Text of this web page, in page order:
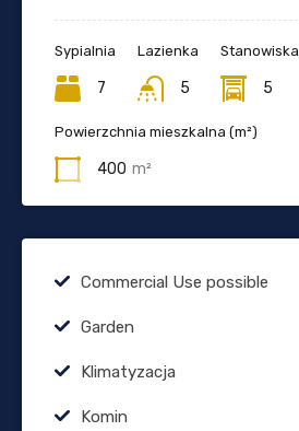
Sypialnia
7
Lazienka
5
Stanowiska
5
Powierzchnia mieszkalna (m²)
400 m²
Commercial Use possible
Garden
Klimatyzacja
Komin